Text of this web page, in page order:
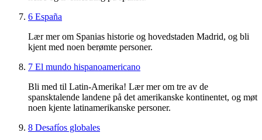
6 España
Lær mer om Spanias historie og hovedstaden Madrid, og bli
kjent med noen berømte personer.
7 El mundo hispanoamericano
Bli med til Latin-Amerika! Lær mer om tre av de
spansktalende landene på det amerikanske kontinentet, og møt
noen kjente latinamerikanske personer.
8 Desafíos globales